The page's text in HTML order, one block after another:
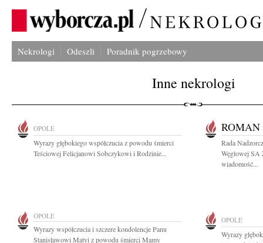
Nekrologi Odeszli Poradnik pogrzebowy
Inne nekrologi
OPOLE
Wyrazy głębokiego współczucia z powodu śmierci
Teściowej Felicjanowi Sobczykowi i Rodzinie...
ROMAN
Rada
Węglowej SA
wiadomość...
OPOLE
Wyrazy współczucia i szczere kondolencje Panu
Stanisławowi Matyi z powodu śmierci Mamy
OPOLE
Wyrazy